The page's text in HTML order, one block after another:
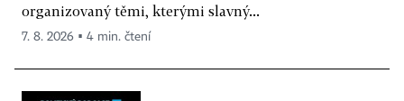
organizovaný těmi, kterými slavný...
7. 8. 2026 ▪ 4 min. čtení